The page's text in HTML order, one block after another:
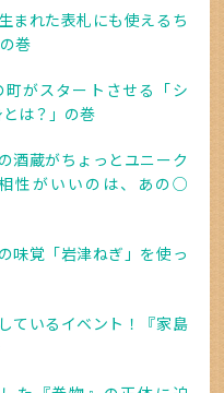
まれた表札にも使えるち
巻
がスタートさせる「シ
は？」の巻
酒蔵がちょっとユニーク
性がいいのは、あの○
味覚「岩津ねぎ」を使っ
ているイベント！『家島